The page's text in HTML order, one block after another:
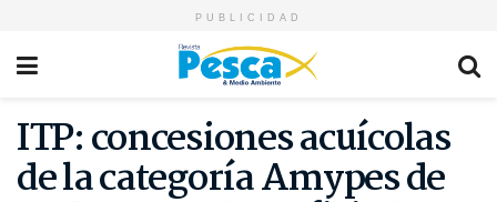
PUBLICIDAD
ITP: concesiones acuícolas
de la categoría Amypes de